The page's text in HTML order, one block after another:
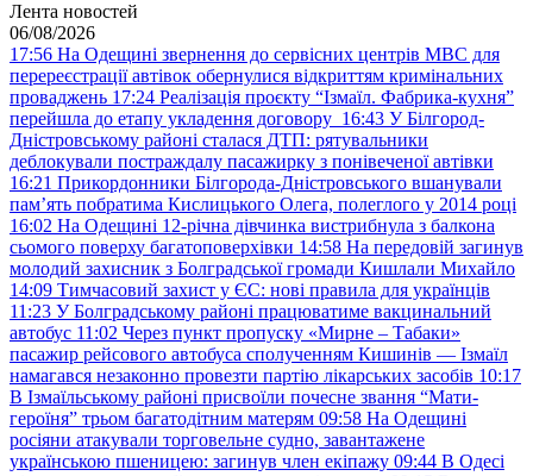
Лента новостей
06/08/2026
17:56 На Одещині звернення до сервісних центрів МВС для
перереєстрації автівок обернулися відкриттям кримінальних
проваджень 17:24 Реалізація проєкту “Ізмаїл. Фабрика-кухня”
перейшла до етапу укладення договору 16:43 У Білгород-
Дністровському районі сталася ДТП: рятувальники
деблокували постраждалу пасажирку з понівеченої автівки
16:21 Прикордонники Білгорода-Дністровського вшанували
пам’ять побратима Кислицького Олега, полеглого у 2014 році
16:02 На Одещині 12-річна дівчинка вистрибнула з балкона
сьомого поверху багатоповерхівки 14:58 На передовій загинув
молодий захисник з Болградської громади Кишлали Михайло
14:09 Тимчасовий захист у ЄС: нові правила для українців
11:23 У Болградському районі працюватиме вакцинальний
автобус 11:02 Через пункт пропуску «Мирне – Табаки»
пасажир рейсового автобуса сполученням Кишинів — Ізмаїл
намагався незаконно провезти партію лікарських засобів 10:17
В Ізмаїльському районі присвоїли почесне звання “Мати-
героїня” трьом багатодітним матерям 09:58 На Одещині
росіяни атакували торговельне судно, завантажене
українською пшеницею: загинув член екіпажу 09:44 В Одесі